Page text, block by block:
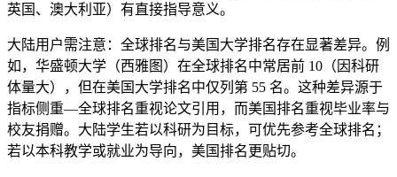
英国、澳大利亚）有直接指导意义。
大陆用户需注意：全球排名与美国大学排名存在显著差异。例
如，华盛顿大学（西雅图）在全球排名中常居前 10（因科研
体量大），但在美国大学排名中仅列第 55 名。这种差异源于
指标侧重—全球排名重视论文引用，而美国排名重视毕业率与
校友捐赠。大陆学生若以科研为目标，可优先参考全球排名；
若以本科教学或就业为导向，美国排名更贴切。